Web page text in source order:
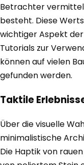
Betrachter
besteht. Diese
wichtiger Aspekt
Tutorials zur
können auf vielen
gefunden werden.
Taktile
Über die visuelle
minimalistische
Die Haptik von